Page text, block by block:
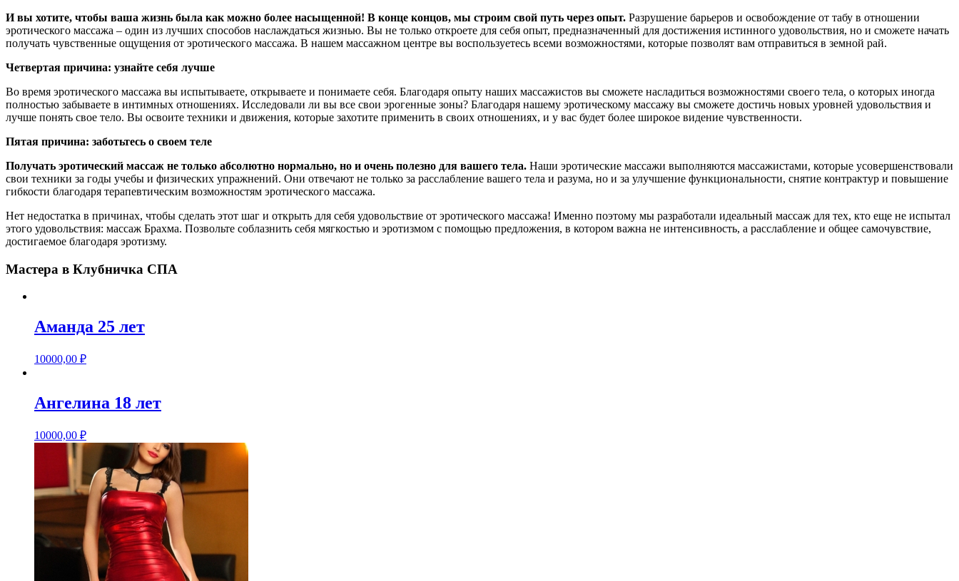
И вы хотите, чтобы ваша жизнь была как можно более насыщенной! В конце концов, мы строим свой путь через опыт. Разрушение барьеров и освобождение от табу в отношении
эротического массажа – один из лучших способов наслаждаться жизнью. Вы не только откроете для себя опыт, предназначенный для достижения истинного удовольствия, но и сможете начать
получать чувственные ощущения от эротического массажа. В нашем массажном центре вы воспользуетесь всеми возможностями, которые позволят вам отправиться в земной рай.
Четвертая причина: узнайте себя лучше
Во время эротического массажа вы испытываете, открываете и понимаете себя. Благодаря опыту наших массажистов вы сможете насладиться возможностями своего тела, о которых иногда
полностью забываете в интимных отношениях. Исследовали ли вы все свои эрогенные зоны? Благодаря нашему эротическому массажу вы сможете достичь новых уровней удовольствия и
лучше понять свое тело. Вы освоите техники и движения, которые захотите применить в своих отношениях, и у вас будет более широкое видение чувственности.
Пятая причина: заботьтесь о своем теле
Получать эротический массаж не только абсолютно нормально, но и очень полезно для вашего тела. Наши эротические массажи выполняются массажистами, которые усовершенствовали
свои техники за годы учебы и физических упражнений. Они отвечают не только за расслабление вашего тела и разума, но и за улучшение функциональности, снятие контрактур и повышение
гибкости благодаря терапевтическим возможностям эротического массажа.
Нет недостатка в причинах, чтобы сделать этот шаг и открыть для себя удовольствие от эротического массажа! Именно поэтому мы разработали идеальный массаж для тех, кто еще не испытал
этого удовольствия: массаж Брахма. Позвольте соблазнить себя мягкостью и эротизмом с помощью предложения, в котором важна не интенсивность, а расслабление и общее самочувствие,
достигаемое благодаря эротизму.
Мастера в Клубничка СПА
Аманда 25 лет
10000,00 ₽
Ангелина 18 лет
10000,00 ₽